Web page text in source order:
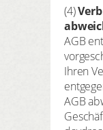
(4)
AGB
Ihren
AGB